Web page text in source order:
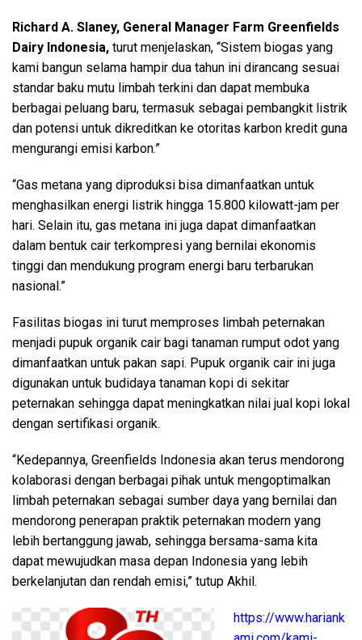
Richard A. Slaney, General Manager Farm Greenfields
Dairy Indonesia, turut menjelaskan, “Sistem biogas yang
kami bangun selama hampir dua tahun ini dirancang sesuai
standar baku mutu limbah terkini dan dapat membuka
berbagai peluang baru, termasuk sebagai pembangkit listrik
dan potensi untuk dikreditkan ke otoritas karbon kredit guna
mengurangi emisi karbon.”
“Gas metana yang diproduksi bisa dimanfaatkan untuk
menghasilkan energi listrik hingga 15.800 kilowatt-jam per
hari. Selain itu, gas metana ini juga dapat dimanfaatkan
dalam bentuk cair terkompresi yang bernilai ekonomis
tinggi dan mendukung program energi baru terbarukan
nasional.”
Fasilitas biogas ini turut memproses limbah peternakan
menjadi pupuk organik cair bagi tanaman rumput odot yang
dimanfaatkan untuk pakan sapi. Pupuk organik cair ini juga
digunakan untuk budidaya tanaman kopi di sekitar
peternakan sehingga dapat meningkatkan nilai jual kopi lokal
dengan sertifikasi organik.
“Kedepannya, Greenfields Indonesia akan terus mendorong
kolaborasi dengan berbagai pihak untuk mengoptimalkan
limbah peternakan sebagai sumber daya yang bernilai dan
mendorong penerapan praktik peternakan modern yang
lebih bertanggung jawab, sehingga bersama-sama kita
dapat mewujudkan masa depan Indonesia yang lebih
berkelanjutan dan rendah emisi,” tutup Akhil.
https://www.hariank